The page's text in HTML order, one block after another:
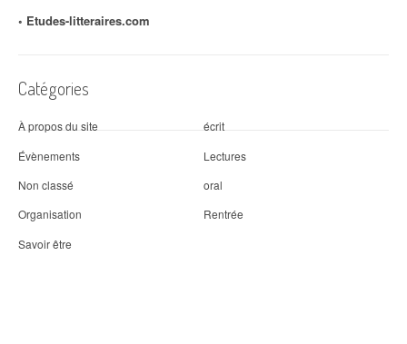
◦ Etudes-litteraires.com
Catégories
À propos du site
écrit
Évènements
Lectures
Non classé
oral
Organisation
Rentrée
Savoir être